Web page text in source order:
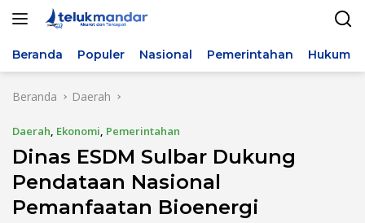
Beranda Populer Nasional Pemerintahan Hukum
Beranda Daerah
Daerah, Ekonomi, Pemerintahan
Dinas ESDM Sulbar Dukung
Pendataan Nasional
Pemanfaatan Bioenergi